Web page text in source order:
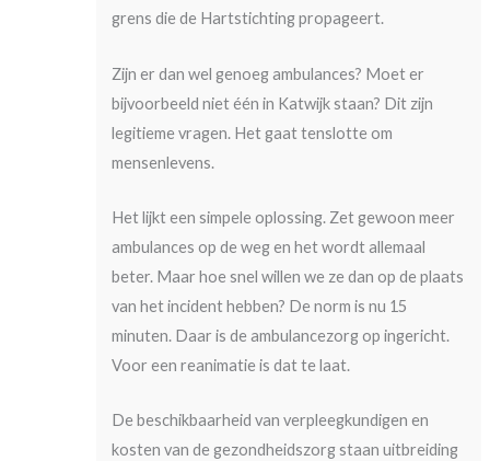
grens die de Hartstichting propageert.
Zijn er dan wel genoeg ambulances? Moet er
bijvoorbeeld niet één in Katwijk staan? Dit zijn
legitieme vragen. Het gaat tenslotte om
mensenlevens.
Het lijkt een simpele oplossing. Zet gewoon meer
ambulances op de weg en het wordt allemaal
beter. Maar hoe snel willen we ze dan op de plaats
van het incident hebben? De norm is nu 15
minuten. Daar is de ambulancezorg op ingericht.
Voor een reanimatie is dat te laat.
De beschikbaarheid van verpleegkundigen en
kosten van de gezondheidszorg staan uitbreiding